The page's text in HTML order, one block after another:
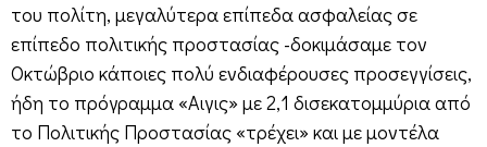
του πολίτη, μεγαλύτερα επίπεδα ασφαλείας σε
επίπεδο πολιτικής προστασίας -δοκιμάσαμε τον
Οκτώβριο κάποιες πολύ ενδιαφέρουσες προσεγγίσεις,
ήδη το πρόγραμμα «Αιγις» με 2,1 δισεκατομμύρια από
το Πολιτικής Προστασίας «τρέχει» και με μοντέλα